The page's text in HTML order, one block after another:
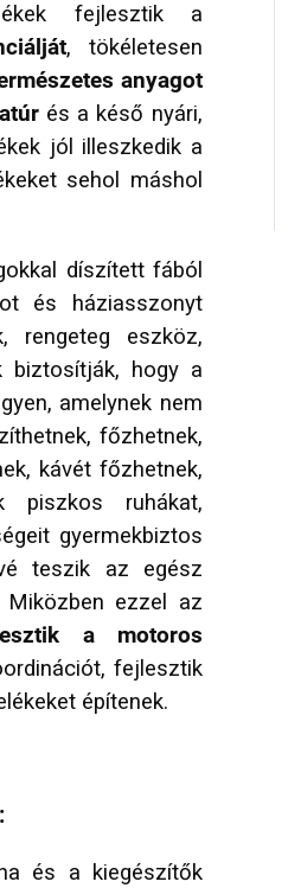
fejlesztik a
, tökéletesen
anyagot
és a késő nyári,
jól illeszkedik a
sehol máshol
díszített fából
és háziasszonyt
rengeteg eszköz,
biztosítják, hogy a
amelynek nem
főzhetnek,
kávét főzhetnek,
piszkos ruhákat,
gyermekbiztos
teszik az egész
ezzel az
a motoros
fejlesztik
építenek.
és a kiegészítők